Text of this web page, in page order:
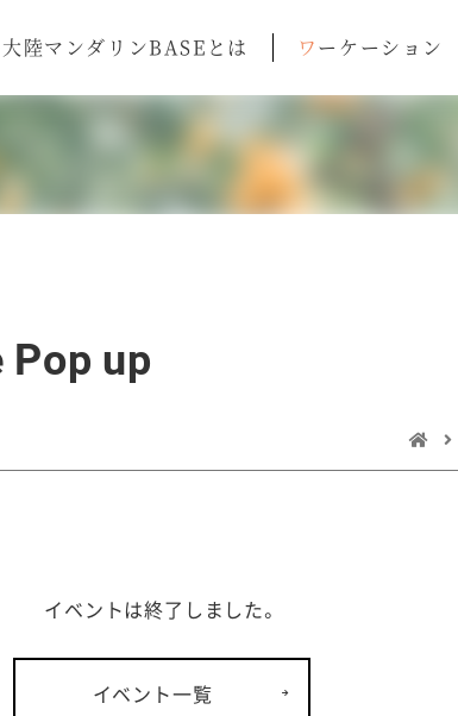
大陸マンダリンBASEとは ワーケーション
up
イベントは終了しました。
イベント一覧